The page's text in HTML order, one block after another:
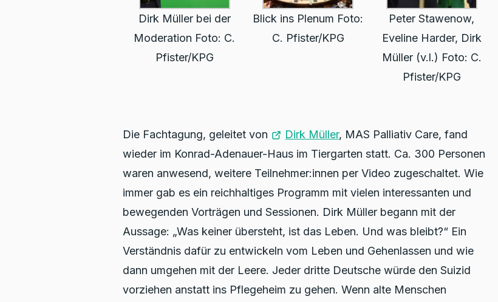
Dirk Müller bei der
Moderation Foto: C.
Pfister/KPG
Blick ins Plenum Foto:
C. Pfister/KPG
Peter Stawenow,
Eveline Harder, Dirk
Müller (v.l.) Foto: C.
Pfister/KPG
Die Fachtagung, geleitet von Dirk Müller, MAS Palliativ Care, fand
wieder im Konrad-Adenauer-Haus im Tiergarten statt. Ca. 300 Personen
waren anwesend, weitere Teilnehmer:innen per Video zugeschaltet. Wie
immer gab es ein reichhaltiges Programm mit vielen interessanten und
bewegenden Vorträgen und Sessionen. Dirk Müller begann mit der
Aussage: „Was keiner übersteht, ist das Leben. Und was bleibt?“ Ein
Verständnis dafür zu entwickeln vom Leben und Gehenlassen und wie
dann umgehen mit der Leere. Jeder dritte Deutsche würde den Suizid
vorziehen anstatt ins Pflegeheim zu gehen. Wenn alte Menschen